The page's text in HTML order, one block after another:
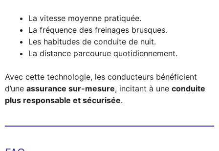
La vitesse moyenne pratiquée.
La fréquence des freinages brusques.
Les habitudes de conduite de nuit.
La distance parcourue quotidiennement.
Avec cette technologie, les conducteurs bénéficient
d’une assurance sur-mesure, incitant à une conduite
plus responsable et sécurisée.